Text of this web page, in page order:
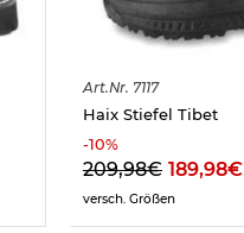
Art.Nr. 7117
Haix Stiefel Tibet
-10%
209,98€ 189,98€
versch. Größen